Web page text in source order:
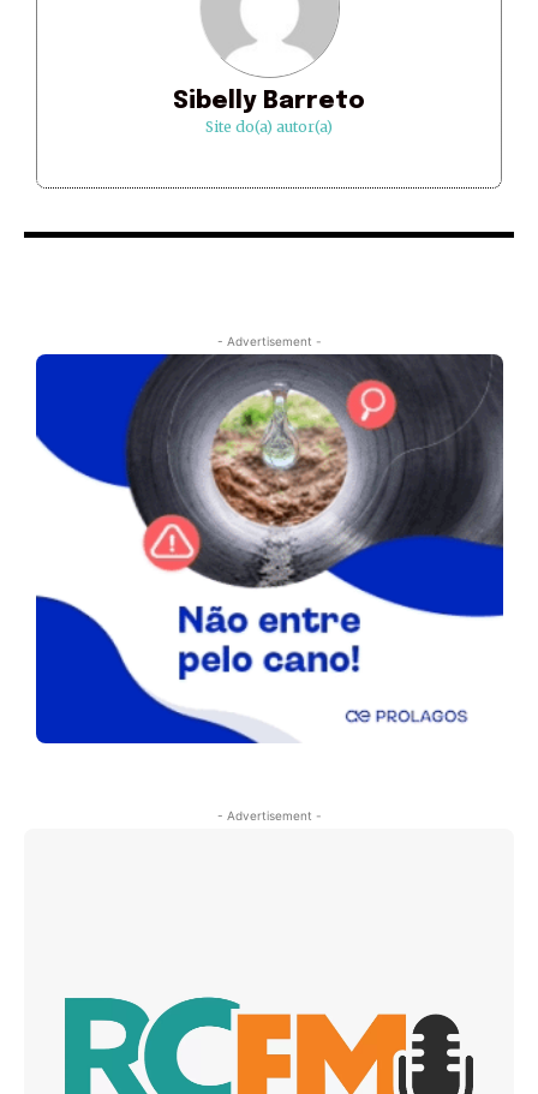
Sibelly Barreto
Site do(a) autor(a)
- Advertisement -
- Advertisement -